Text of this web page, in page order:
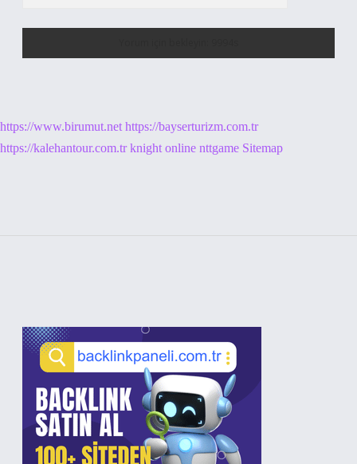
https://www.birumut.net https://bayserturizm.com.tr
https://kalehantour.com.tr knight online nttgame Sitemap